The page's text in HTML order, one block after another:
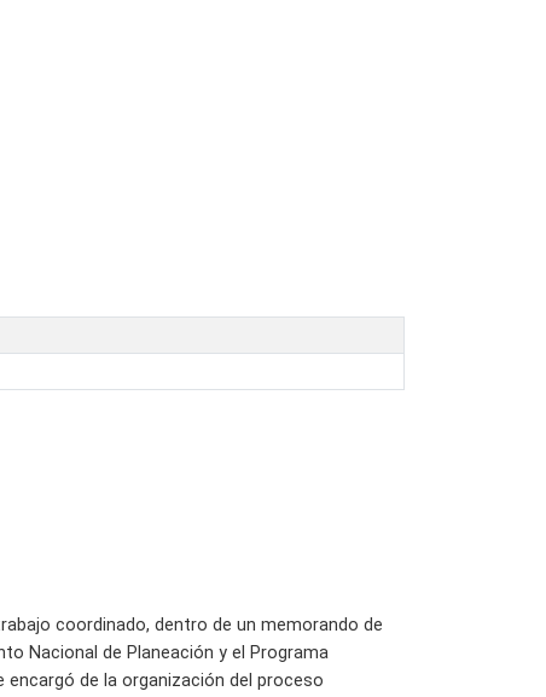
coordinado, dentro de un memorando de
Nacional de Planeación y el Programa
encargó de la organización del proceso